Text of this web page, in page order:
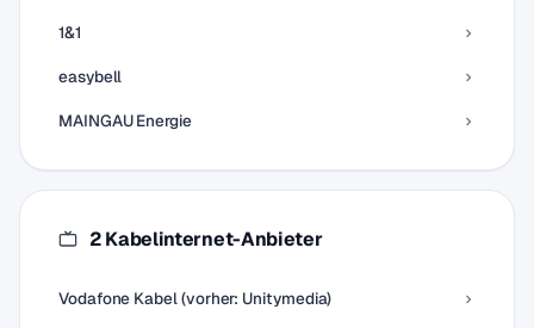
1&1
easybell
MAINGAU Energie
2 Kabelinternet-Anbieter
Vodafone Kabel (vorher: Unitymedia)